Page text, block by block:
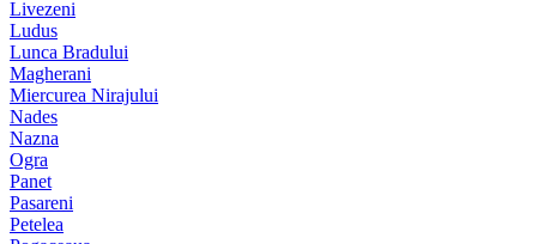
Livezeni
Ludus
Lunca Bradului
Magherani
Miercurea Nirajului
Nades
Nazna
Ogra
Panet
Pasareni
Petelea